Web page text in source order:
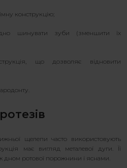
конструкцію;
шинувати зуби (зменшити їх
що дозволяє відновити
щелепи часто використовують
має вигляд металевої дуги. Її
дном ротової порожнини і яснами.